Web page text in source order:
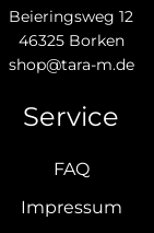
Beieringsweg 12
46325 Borken
shop@tara-m.de
Service
FAQ
Impressum